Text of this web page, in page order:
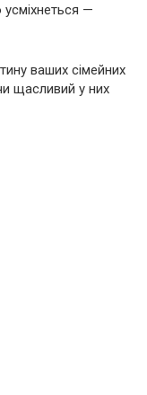
усміхнеться —
ваших сімейних
щасливий у них